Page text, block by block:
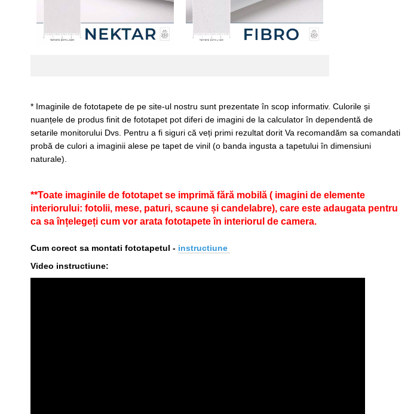
* Imaginile de fototapete de pe site-ul nostru sunt prezentate în scop informativ. Culorile și
nuanțele de produs finit de fototapet pot diferi de imagini de la calculator în dependentă de
setarile monitorului Dvs. Pentru a fi siguri că veți primi rezultat dorit Va recomandăm sa comandati
probă de culori a imaginii alese pe tapet de vinil (o banda ingusta a tapetului în dimensiuni
naturale).
**Toate imaginile de fototapet se imprimă fără mobilă ( imagini de elemente
interiorului: fotolii, mese, paturi, scaune și candelabre), care este adaugata pentru
ca sa înțelegeți cum vor arata fototapete în interiorul de camera.
Cum corect sa montati fototapetul - instructiune
Video instructiune: